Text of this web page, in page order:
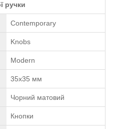
ручки
Contemporary
Knobs
Modern
35х35 мм
Чорний матовий
Кнопки